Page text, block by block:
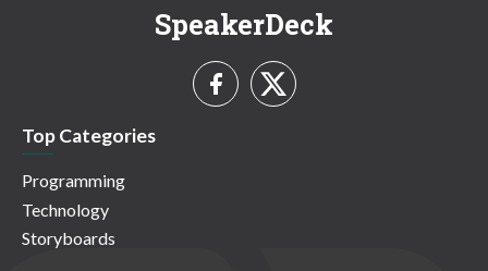
SpeakerDeck
Top Categories
Programming
Technology
Storyboards